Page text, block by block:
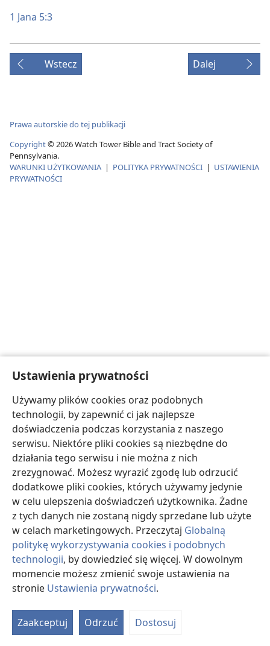
Ustawienia prywatności
Używamy plików cookies oraz podobnych
technologii, by zapewnić ci jak najlepsze
doświadczenia podczas korzystania z naszego
serwisu. Niektóre pliki cookies są niezbędne do
działania tego serwisu i nie można z nich
zrezygnować. Możesz wyrazić zgodę lub odrzucić
dodatkowe pliki cookies, których używamy jedynie
w celu ulepszenia doświadczeń użytkownika. Żadne
z tych danych nie zostaną nigdy sprzedane lub użyte
w celach marketingowych. Przeczytaj Globalną
politykę wykorzystywania cookies i podobnych
technologii, by dowiedzieć się więcej. W dowolnym
momencie możesz zmienić swoje ustawienia na
stronie Ustawienia prywatności.
Zaakceptuj Odrzuć Dostosuj
1 Jana 5:3
Wstecz Dalej
Prawa autorskie do tej publikacji
Copyright© 2026 Watch Tower Bible and Tract Society of
Pennsylvania.
WARUNKI UŻYTKOWANIA | POLITYKA PRYWATNOŚCI | USTAWIENIA
PRYWATNOŚCI